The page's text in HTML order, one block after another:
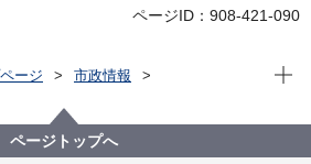
ページID：908-421-090
ージ
市政情報
橋国際客船ターミナルにて「飛鳥Ⅲ」へ
リングが実施されました～クルーズ船
現在
ページトップへ